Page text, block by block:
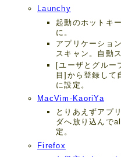
Launchy
起動のホットキ
に。
アプリケーショ
スキャン。自動
[ユーザとグルー
目]から登録して
に設定。
MacVim-KaoriYa
とりあえずアプ
ダへ放り込んで
定。
Firefox